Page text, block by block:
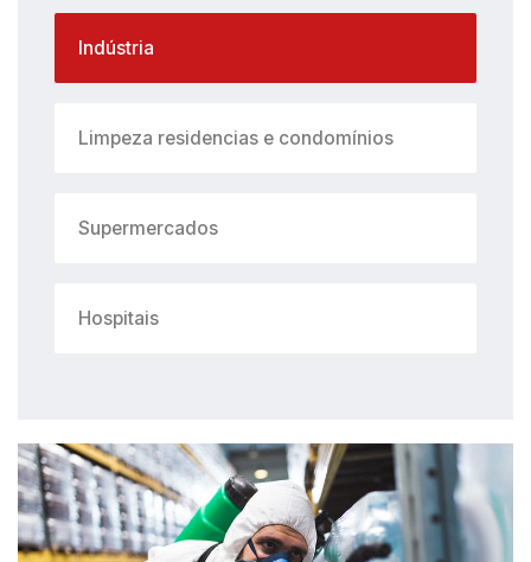
Indústria
Limpeza residencias e condomínios
Supermercados
Hospitais